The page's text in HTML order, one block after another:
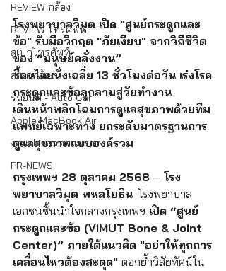
REVIEW กล้อง
REVIEW โทรศัพท์
สเปกโทรศัพท์
สเปคกล้อง
รถยนต์ - Auto Car
Apple MacBook Air
งานประกวดภาพวาด
PR-NEWS
โรงพยาบาลวิมุต เปิด "ศูนย์กระดูกและ
ข้อ" รับมือวิกฤต "ภัยเงียบ" จากวิถีชีวิต
ของ “มนุษย์คลั่งงาน”
ชี้คนไทยนั่งเฉลี่ย 13 ชั่วโมงต่อวัน เร่งโรค
กระดูกและข้อลุกลามสู่วัยทำงาน
เดินหน้าพลิกโฉมการดูแลสุขภาพด้วยทีม
แพทย์เฉพาะทาง ยกระดับมาตรฐานการ
ดูแลสุขภาพแบบองค์รวม
กรุงเทพฯ 28 ตุลาคม 2568 — โรง
พยาบาลวิมุต พหลโยธิน โรงพยาบาล
เอกชนชั้นนำใจกลางกรุงเทพฯ เปิด “ศูนย์
กระดูกและข้อ (ViMUT Bone & Joint
Center)” ภายใต้แนวคิด "อย่าให้ทุกการ
เคลื่อนไหวต้องสะดุด" ตอกย้ำวิสัยทัศน์ใน